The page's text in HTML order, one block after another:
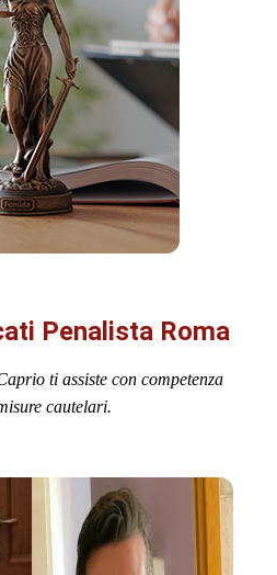
Penalista Roma
ti assiste con competenza
cautelari.